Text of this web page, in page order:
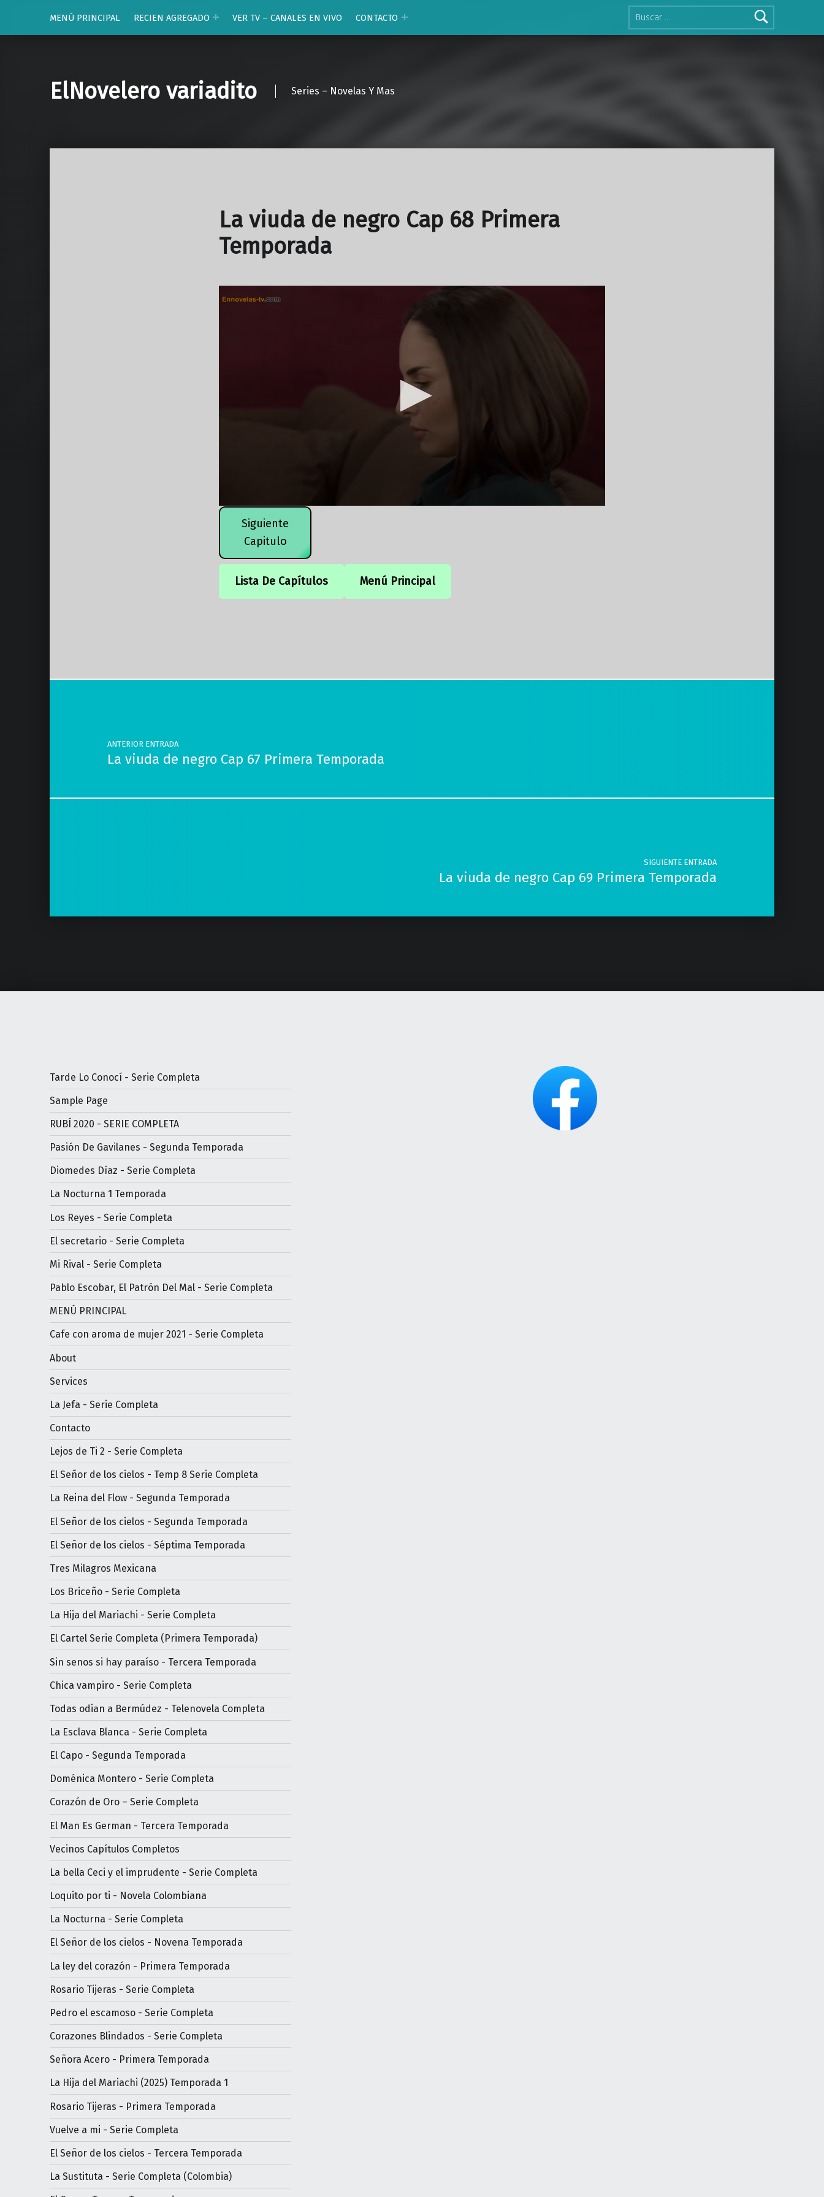
Buscar:
MENÚ PRINCIPAL
RECIEN AGREGADO VER TV – CANALES EN VIVO CONTACTO
ElNovelero variadito Series – Novelas Y Mas
La viuda de negro Cap 68 Primera
Temporada
Siguiente
Capitulo
Lista De Capítulos Menú Principal
Navegación de entradas
ANTERIOR ENTRADA
La viuda de negro Cap 67 Primera Temporada
SIGUIENTE ENTRADA
La viuda de negro Cap 69 Primera Temporada
Tarde Lo Conocí - Serie Completa
Sample Page
RUBÍ 2020 - SERIE COMPLETA
Pasión De Gavilanes - Segunda Temporada
Diomedes Díaz - Serie Completa
La Nocturna 1 Temporada
Los Reyes - Serie Completa
El secretario - Serie Completa
Mi Rival - Serie Completa
Pablo Escobar, El Patrón Del Mal - Serie Completa
MENÚ PRINCIPAL
Cafe con aroma de mujer 2021 - Serie Completa
About
Services
La Jefa - Serie Completa
Contacto
Lejos de Ti 2 - Serie Completa
El Señor de los cielos - Temp 8 Serie Completa
La Reina del Flow - Segunda Temporada
El Señor de los cielos - Segunda Temporada
El Señor de los cielos - Séptima Temporada
Tres Milagros Mexicana
Los Briceño - Serie Completa
La Hija del Mariachi - Serie Completa
El Cartel Serie Completa (Primera Temporada)
Sin senos si hay paraíso - Tercera Temporada
Chica vampiro - Serie Completa
Todas odian a Bermúdez - Telenovela Completa
La Esclava Blanca - Serie Completa
El Capo - Segunda Temporada
Doménica Montero - Serie Completa
Corazón de Oro – Serie Completa
El Man Es German - Tercera Temporada
Vecinos Capítulos Completos
La bella Ceci y el imprudente - Serie Completa
Loquito por ti - Novela Colombiana
La Nocturna - Serie Completa
El Señor de los cielos - Novena Temporada
La ley del corazón - Primera Temporada
Rosario Tijeras - Serie Completa
Pedro el escamoso - Serie Completa
Corazones Blindados - Serie Completa
Señora Acero - Primera Temporada
La Hija del Mariachi (2025) Temporada 1
Rosario Tijeras - Primera Temporada
Vuelve a mi - Serie Completa
El Señor de los cielos - Tercera Temporada
La Sustituta - Serie Completa (Colombia)